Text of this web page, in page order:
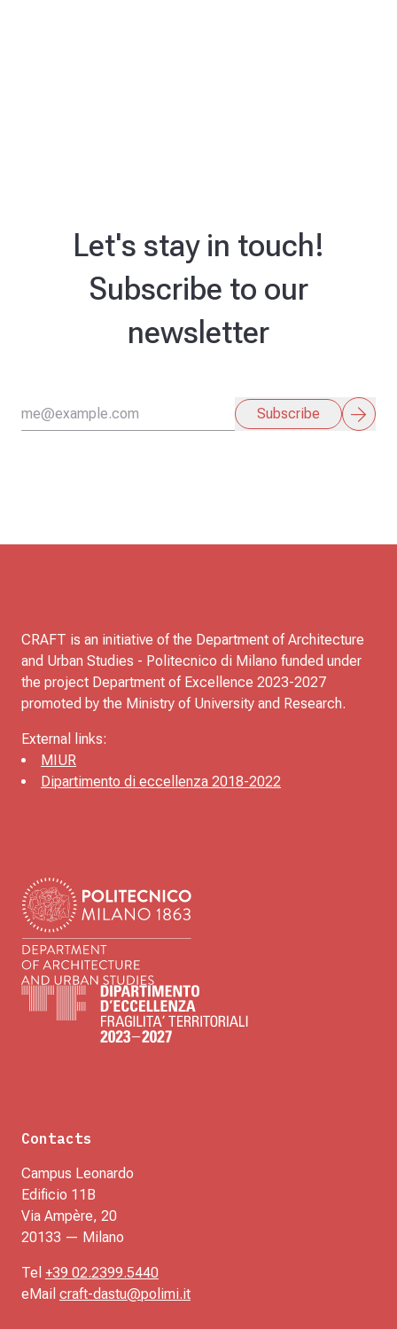
Let's stay in touch!
Subscribe to our
newsletter
Subscribe arrow_forward
CRAFT is an initiative of the Department of Architecture
and Urban Studies - Politecnico di Milano funded under
the project Department of Excellence 2023-2027
promoted by the Ministry of University and Research.
External links:
MIUR
Dipartimento di eccellenza 2018-2022
Contacts
Campus Leonardo
Edificio 11B
Via Ampère, 20
20133 — Milano
Tel +39 02.2399.5440
eMail craft-dastu@polimi.it